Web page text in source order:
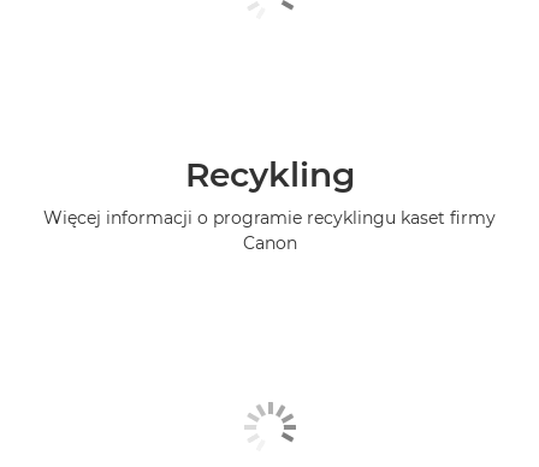
Recykling
Więcej informacji o programie recyklingu kaset firmy
Canon